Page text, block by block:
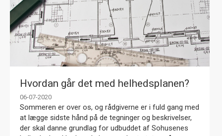
Hvordan går det med helhedsplanen?
06-07-2020
Sommeren er over os, og rådgiverne er i fuld gang med
at lægge sidste hånd på de tegninger og beskrivelser,
der skal danne grundlag for udbuddet af Sohusenes